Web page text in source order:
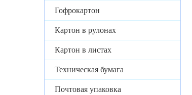
Гофрокартон
Картон в рулонах
Картон в листах
Техническая бумага
Почтовая упаковка